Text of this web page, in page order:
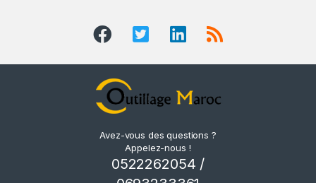
Avez-vous des questions ?
Appelez-nous !
0522262054 /